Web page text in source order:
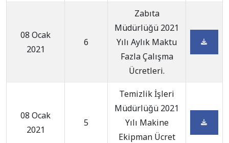
08 Ocak
2021
6
Zabıta
Müdürlüğü 2021
Yılı Aylık Maktu
Fazla Çalışma
Ücretleri.
08 Ocak
2021
5
Temizlik İşleri
Müdürlüğü 2021
Yılı Makine
Ekipman Ücret